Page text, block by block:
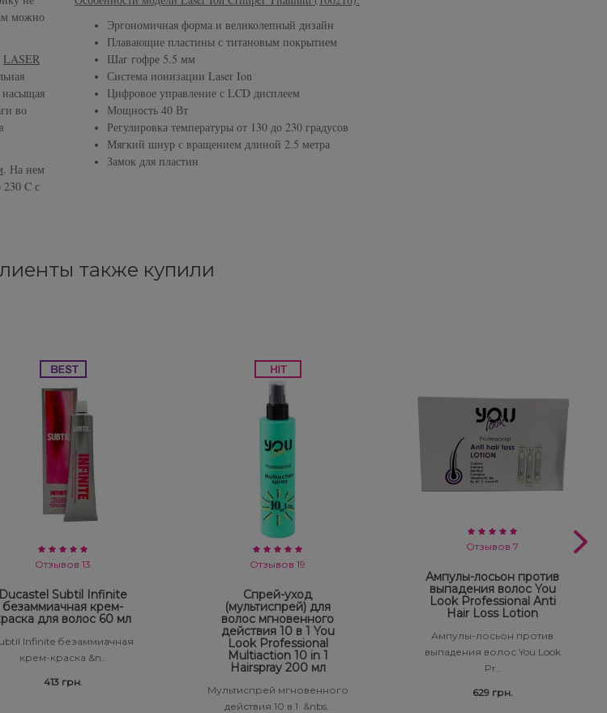
можно
LASER
насыщая
во
. На нем
230 C с
Эргономичная форма и великолепный дизайн
Плавающие пластины с титановым покрытием
Шаг гофре 5.5 мм
Система ионизации Laser Ion
Цифровое управление с LCD дисплеем
Мощность 40 Вт
Регулировка температуры от 130 до 230 градусов
Мягкий шнур с вращением длиной 2.5 метра
Замок для пластин
также купили
Отзывов 13
Ducastel Subtil Infinite
безаммиачная крем-
для волос 60 мл
Infinite безаммиачная
крем-краска &n..
413 грн.
Отзывов 19
Спрей-уход
(мультиспрей) для
волос мгновенного
действия 10 в 1 You
Look Professional
Multiaction 10 in 1
Hairspray 200 мл
Мультиспрей мгновенного
действия 10 в 1 &nbs..
Отзывов 7
Ампулы-лосьон против
выпадения волос You
Look Professional Anti
Hair Loss Lotion
Ампулы-лосьон против
выпадения волос You Look
Pr..
629 грн.